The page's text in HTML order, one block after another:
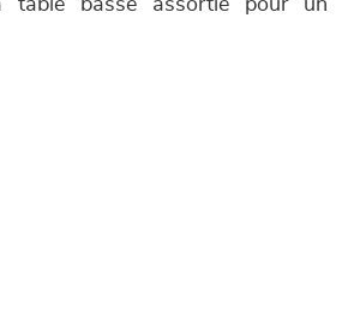
table basse assortie pour un